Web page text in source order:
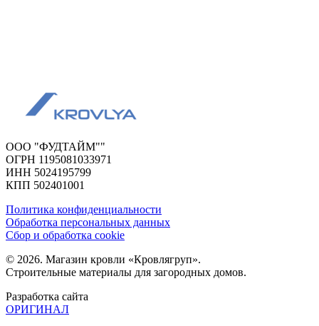
ООО "ФУДТАЙМ""
ОГРН 1195081033971
ИНН 5024195799
КПП 502401001
Политика конфиденциальности
Обработка персональных данных
Сбор и обработка cookie
© 2026. Магазин кровли «Кровлягруп».
Строительные материалы для загородных домов.
Разработка сайта
ОРИГИНАЛ